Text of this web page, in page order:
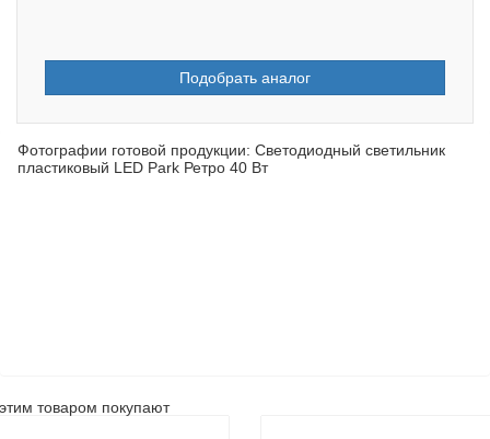
Подобрать аналог
Фотографии готовой продукции: Светодиодный светильник
пластиковый LED Park Ретро 40 Вт
товаром покупают